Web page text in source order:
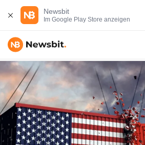
Newsbit
Im Google Play Store anzeigen